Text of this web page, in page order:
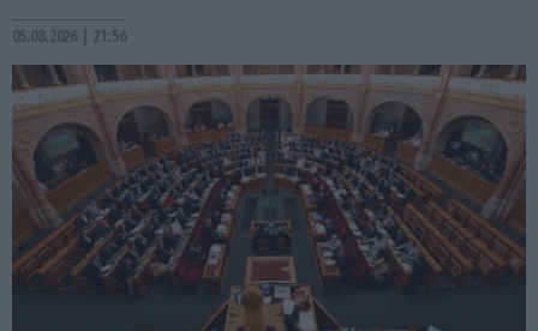
05.08.2026 | 21:56